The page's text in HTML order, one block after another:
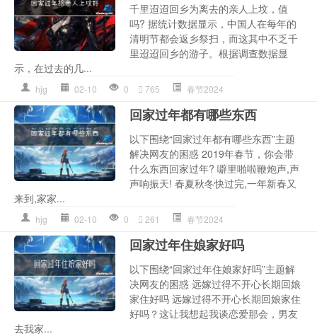
千里迢迢回乡为离去的亲人上坟，值
吗? 据统计数据显示，中国人在每年的
清明节都会返乡祭扫，而这其中不乏千
里迢迢回乡的游子。根据调查数据显
示，在过去的几...
hjg 02-10 0 765 春节2024
回家过年都有哪些东西
以下围绕“回家过年都有哪些东西”主题
解决网友的困惑 2019年春节，你会带
什么东西回家过年? 噼里啪啦鞭炮声,声
声响振天! 春夏秋冬快过完,一年新春又
来到,家家...
hjg 02-10 0 261 春节2024
回家过年住娘家好吗
以下围绕“回家过年住娘家好吗”主题解
决网友的困惑 远嫁过得不开心长期回娘
家住好吗 远嫁过得不开心长期回娘家住
好吗？这让我想起我谈恋爱那会，男友
去我家...